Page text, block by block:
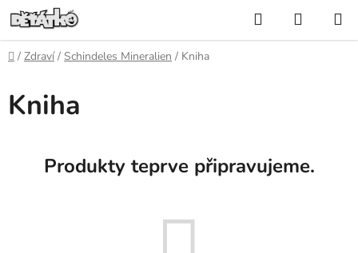
Přejít
na
obsah
Hledat
KOŠÍK
Domů
/ Zdraví / Schindeles Mineralien / Kniha
Kniha
Produkty teprve připravujeme.